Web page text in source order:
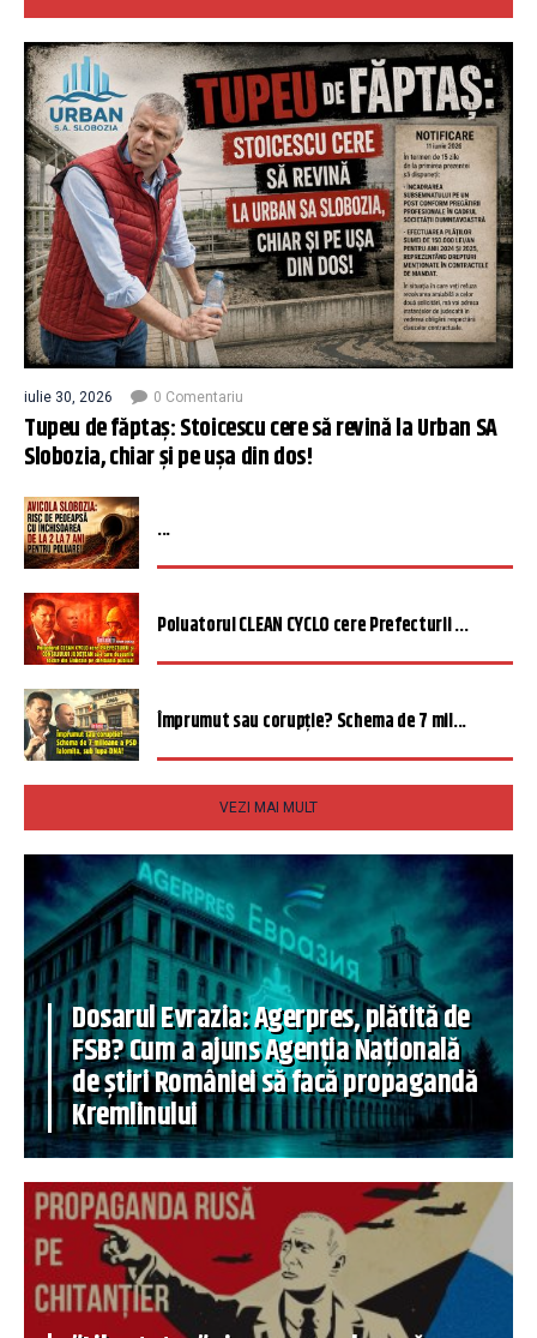
iulie 30, 2026 0 Comentariu
Tupeu de făptaș: Stoicescu cere să revină la Urban SA
Slobozia, chiar și pe ușa din dos!
...
Poluatorul CLEAN CYCLO cere Prefecturii ...
Împrumut sau corupție? Schema de 7 mil...
VEZI MAI MULT
Dosarul Evrazia: Agerpres, plătită de
FSB? Cum a ajuns Agenția Națională
de știri României să facă propagandă
Kremlinului